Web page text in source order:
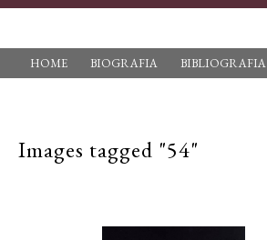
HOME BIOGRAFIA BIBLIOGRAFIA
Images tagged "54"